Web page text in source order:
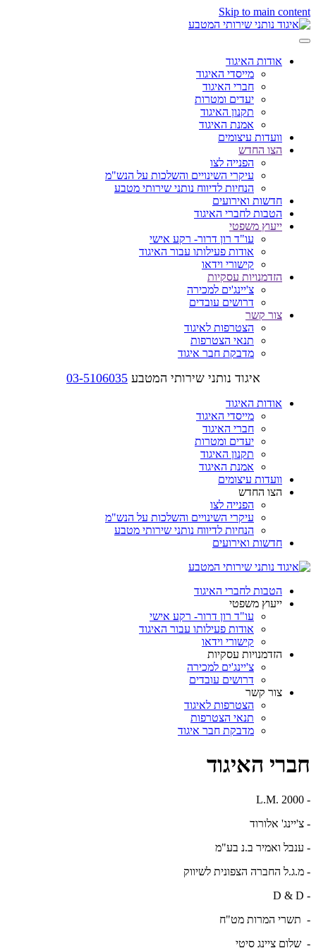
Skip to main content
אודות האיגוד
מייסדי האיגוד
חברי האיגוד
יעדים ומטרות
תקנון האיגוד
אמנת האיגוד
וועדות עיצומים
הצו החדש
הפנייה לצו
עיקרי השינויים והשלכות על הנש"מ
הנחיות לדיווח נותני שירותי מטבע
חדשות ואירועים
הטבות לחברי האיגוד
ייעוץ משפטי
עו"ד רון דרור- רקע אישי
אודות פעילותו עבור האיגוד
קישורי וידאו
הזדמנויות עסקיות
צ'יינג'ים למכירה
דרושים עובדים
צור קשר
הצטרפות לאיגוד
תנאי הצטרפות
מדבקת חבר איגוד
איגוד נותני שירותי המטבע 03-5106035
אודות האיגוד
מייסדי האיגוד
חברי האיגוד
יעדים ומטרות
תקנון האיגוד
אמנת האיגוד
וועדות עיצומים
הצו החדש
הפנייה לצו
עיקרי השינויים והשלכות על הנש"מ
הנחיות לדיווח נותני שירותי מטבע
חדשות ואירועים
הטבות לחברי האיגוד
ייעוץ משפטי
עו"ד רון דרור- רקע אישי
אודות פעילותו עבור האיגוד
קישורי וידאו
הזדמנויות עסקיות
צ'יינג'ים למכירה
דרושים עובדים
צור קשר
הצטרפות לאיגוד
תנאי הצטרפות
מדבקת חבר איגוד
חברי האיגוד
-
L.M. 2000
- צ'יינג' אלורוד
- ענבל ואמיר ב.נ בע"מ
- מ.ג.ל החברה הצפונית לשיווק
-
D
&
D
- תשרי המרות מט"ח
- שלום ציינג סיטי